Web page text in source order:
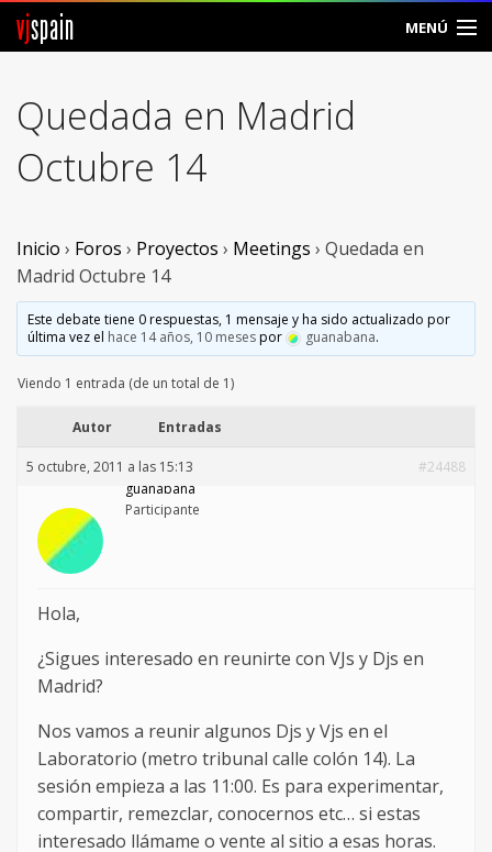
vjspain MENÚ
Foros
Noticias
Vjspain
Ayuda
Contacto
Entrar
Quedada en Madrid
Octubre 14
Inicio › Foros › Proyectos › Meetings › Quedada en
Madrid Octubre 14
Este debate tiene 0 respuestas, 1 mensaje y ha sido actualizado por
última vez el hace 14 años, 10 mesespor guanabana.
Viendo 1 entrada (de un total de 1)
Autor Entradas
5 octubre, 2011 a las 15:13
#24488
guanabana
Participante
Hola,
¿Sigues interesado en reunirte con VJs y Djs en
Madrid?
Nos vamos a reunir algunos Djs y Vjs en el
Laboratorio (metro tribunal calle colón 14). La
sesión empieza a las 11:00. Es para experimentar,
compartir, remezclar, conocernos etc… si estas
interesado llámame o vente al sitio a esas horas.